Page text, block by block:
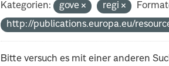
Kategorien:
gove regi
http://publications.europa.eu/
Bitte versuch es mit einer anderen